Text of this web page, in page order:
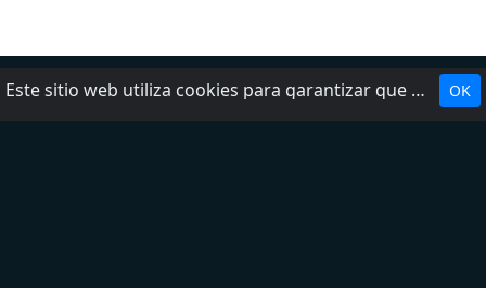
Política de privacidad
Este sitio web utiliza cookies para garantizar que obtenga la mejor experiencia en nuestro sitio web. OK